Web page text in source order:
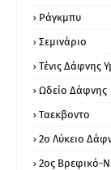
Ράγκμπυ
Σεμινάριο
Τένις Δάφνης
Ωδείο Δάφνης
Ταεκβοντο
2ο Λύκειο
2ος Βρεφικό-